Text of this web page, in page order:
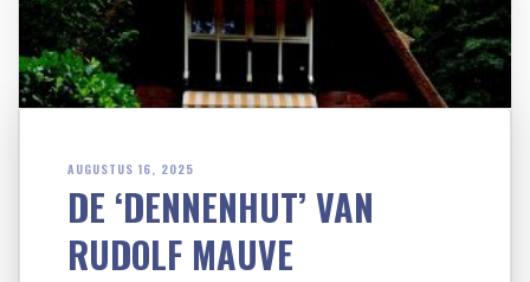
AUGUSTUS 16, 2025
DE ‘DENNENHUT’ VAN
RUDOLF MAUVE